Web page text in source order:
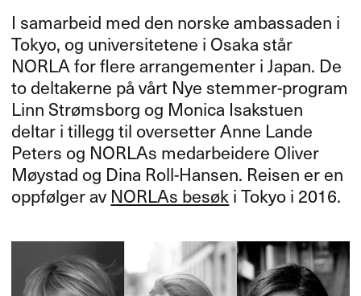
I samarbeid med den norske ambassaden i
Tokyo, og universitetene i Osaka står
NORLAfor flere arrangementer i Japan. De
to deltakerne på vårt Nye stemmer-program
Linn Strømsborg og Monica Isakstuen
deltar i tillegg til oversetter Anne Lande
Peters og NORLAs medarbeidere Oliver
Møystad og Dina Roll-Hansen. Reisen er en
oppfølger av NORLAs besøki Tokyo i 2016.